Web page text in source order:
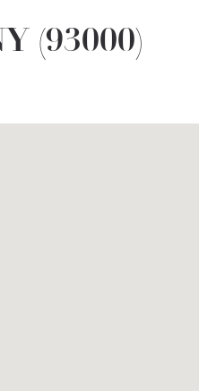
(93000)